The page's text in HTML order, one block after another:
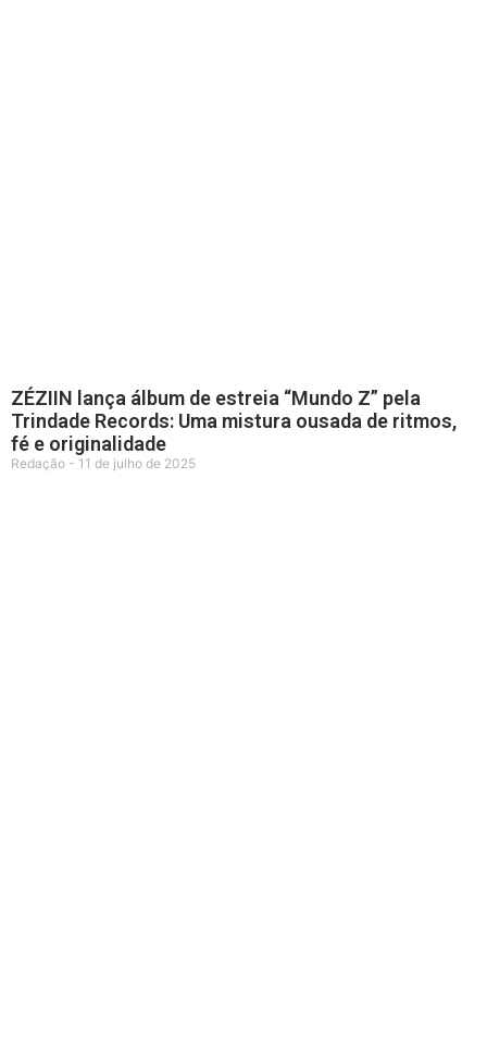
ZÉZIIN lança álbum de estreia “Mundo Z” pela
Trindade Records: Uma mistura ousada de ritmos,
fé e originalidade
Redação 11 de julho de 2025